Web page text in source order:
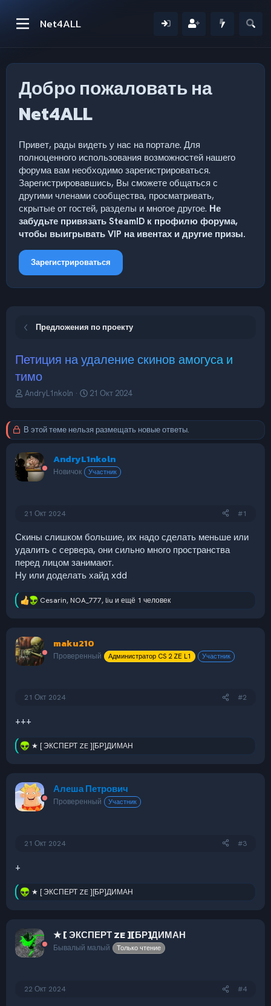
Net4ALL
Добро пожаловать на
Net4ALL
Привет, рады видеть у нас на портале. Для
полноценного использования возможностей нашего
форума вам необходимо зарегистрироваться.
Зарегистрировавшись, Вы сможете общаться с
другими членами сообщества, просматривать,
скрытые от гостей, разделы и многое другое. Не
забудьте привязать SteamID к профилю форума,
чтобы выигрывать VIP на ивентах и другие призы.
Зарегистрироваться
Предложения по проекту
Петиция на удаление скинов амогуса и
тимо
А
о
е
м
ы
AndryL1nkoln
Д
ч
а
л
21 Окт 2024
В этой теме нельзя размещать новые ответы.
AndryL1nkoln
Новичок Участник
21 Окт 2024 #1
Скины слишком большие, их надо сделать меньше или
удалить с сервера, они сильно много пространства
перед лицом занимают.
Ну или доделать хайд xdd
Р
ц
и
и
Cesarin, NOA_777, liu и ещё 1 человек
maku210
Проверенный Администратор CS 2 ZE L1 Участник
21 Окт 2024 #2
+++
Р
ц
и
и
★ [ ЭКСПЕРТ ZE ][БР]ДИМАН
Алеша Петрович
Проверенный Участник
21 Окт 2024 #3
+
Р
ц
и
и
★ [ ЭКСПЕРТ ZE ][БР]ДИМАН
★ [ ЭКСПЕРТ ZE ][БР]ДИМАН
Бывалый малый Только чтение
22 Окт 2024 #4